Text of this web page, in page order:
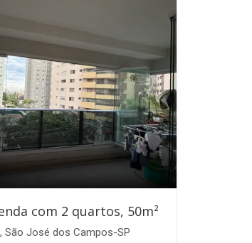
com 2 quartos, 50m²
São José dos Campos-SP